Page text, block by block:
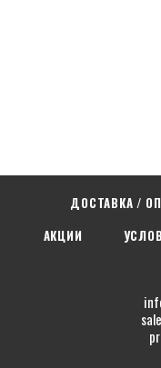
ДОСТАВКА /
АКЦИИ